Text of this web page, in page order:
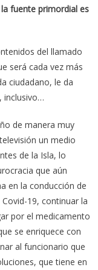
fuente primordial es
del llamado
será cada vez más
ciudadano, le da
inclusivo…
de manera muy
un medio
de la Isla, lo
que aún
en la conducción de
19, continuar la
por el medicamento
se enriquece con
al funcionario que
que tiene en